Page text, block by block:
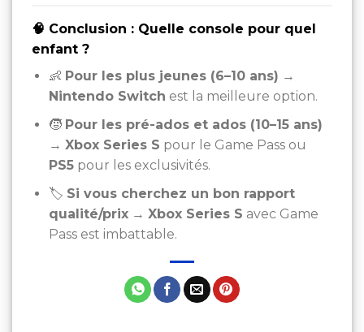
🧠 Conclusion : Quelle console pour quel
enfant ?
👶 Pour les plus jeunes (6–10 ans) →
Nintendo Switch est la meilleure option.
🧒 Pour les pré-ados et ados (10–15 ans)
→ Xbox Series S pour le Game Pass ou
PS5pour les exclusivités.
🏷️ Si vous cherchez un bon rapport
qualité/prix→ Xbox Series S avec Game
Pass est imbattable.